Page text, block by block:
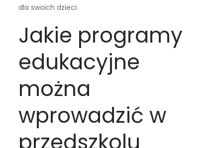
dla swoich dzieci.
Jakie programy
edukacyjne
można
wprowadzić w